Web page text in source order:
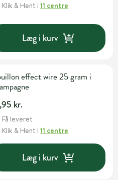
Klik & Hent i11 centre
Læg i kurv
effect wire 25 gram i
kr.
Få leveret
Klik & Hent i11 centre
Læg i kurv